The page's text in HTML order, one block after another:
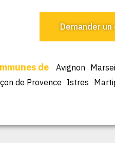
Demander
Avignon
de Provence Istres